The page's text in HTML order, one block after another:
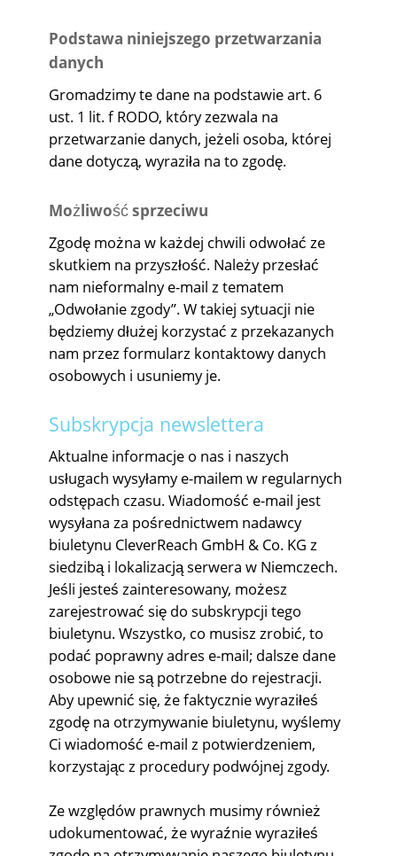
Podstawa niniejszego przetwarzania
danych
Gromadzimy te dane na podstawie art. 6
ust. 1 lit. f RODO, który zezwala na
przetwarzanie danych, jeżeli osoba, której
dane dotyczą, wyraziła na to zgodę.
Możliwość sprzeciwu
Zgodę można w każdej chwili odwołać ze
skutkiem na przyszłość. Należy przesłać
nam nieformalny e-mail z tematem
„Odwołanie zgody”. W takiej sytuacji nie
będziemy dłużej korzystać z przekazanych
nam przez formularz kontaktowy danych
osobowych i usuniemy je.
Subskrypcja newslettera
Aktualne informacje o nas i naszych
usługach wysyłamy e-mailem w regularnych
odstępach czasu. Wiadomość e-mail jest
wysyłana za pośrednictwem nadawcy
biuletynu CleverReach GmbH & Co. KG z
siedzibą i lokalizacją serwera w Niemczech.
Jeśli jesteś zainteresowany, możesz
zarejestrować się do subskrypcji tego
biuletynu. Wszystko, co musisz zrobić, to
podać poprawny adres e-mail; dalsze dane
osobowe nie są potrzebne do rejestracji.
Aby upewnić się, że faktycznie wyraziłeś
zgodę na otrzymywanie biuletynu, wyślemy
Ci wiadomość e-mail z potwierdzeniem,
korzystając z procedury podwójnej zgody.
Ze względów prawnych musimy również
udokumentować, że wyraźnie wyraziłeś